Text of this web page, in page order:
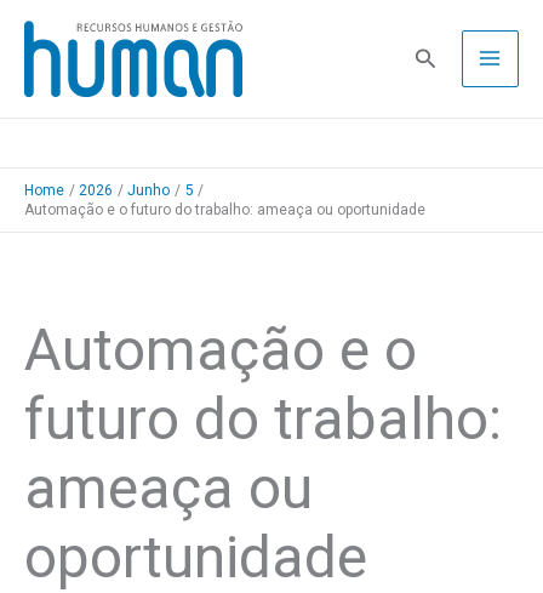
Skip
content
Pesquisa
Home 2026 Junho
5
Automação e o futuro do trabalho: ameaça ou oportunidade
Automação e o
futuro do trabalho:
ameaça ou
oportunidade